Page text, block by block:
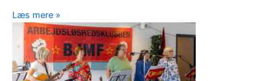
Læs mere »